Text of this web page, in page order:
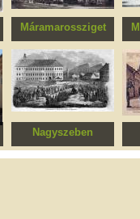
Máramarossziget
Református templom
Nagyszeben
Történelmi központ